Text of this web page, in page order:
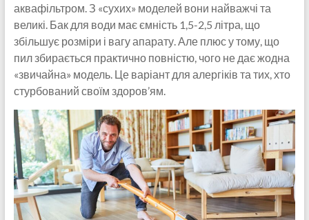
аквафільтром. З «сухих» моделей вони найважчі та
великі. Бак для води має ємність 1,5-2,5 літра, що
збільшує розміри і вагу апарату. Але плюс у тому, що
пил збирається практично повністю, чого не дає жодна
«звичайна» модель. Це варіант для алергіків та тих, хто
стурбований своїм здоров’ям.